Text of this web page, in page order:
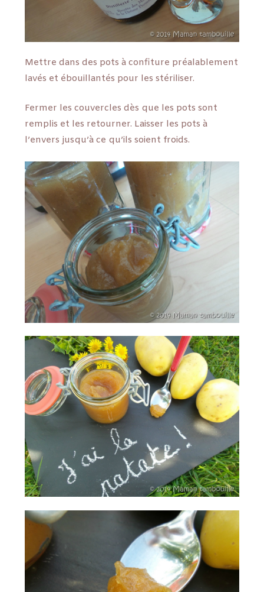
Mettre dans des pots à confiture préalablement
lavés et ébouillantés pour les stériliser.
Fermer les couvercles dès que les pots sont
remplis et les retourner. Laisser les pots à
l’envers jusqu’à ce qu’ils soient froids.